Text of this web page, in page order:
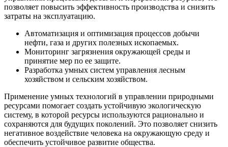
позволяет повысить эффективность производства и снизить
затраты на эксплуатацию.
Автоматизация и оптимизация процессов добычи
нефти, газа и других полезных ископаемых.
Мониторинг загрязнения окружающей среды и
принятие мер по ее защите.
Разработка умных систем управления лесным
хозяйством и сельским хозяйством.
Применение умных технологий в управлении природными
ресурсами помогает создать устойчивую экологическую
систему, в которой ресурсы используются рационально и
сохраняются для будущих поколений. Это позволяет снизить
негативное воздействие человека на окружающую среду и
обеспечить устойчивое развитие общества.